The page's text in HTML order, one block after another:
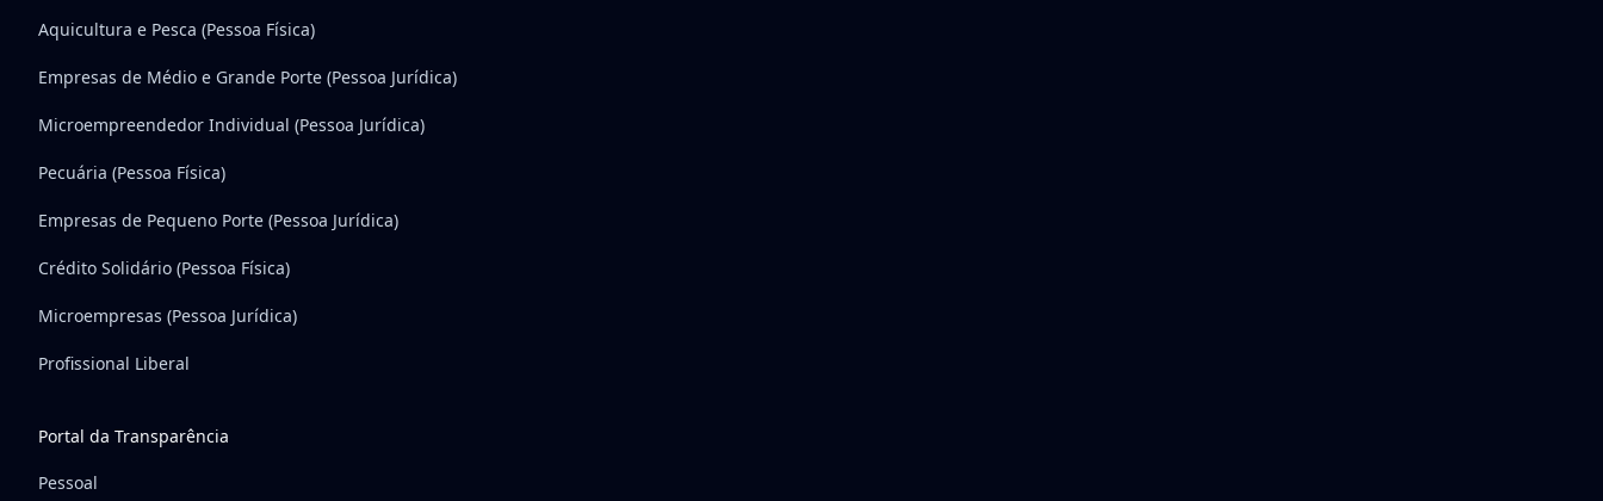
Aquicultura e Pesca (Pessoa Física)
Empresas de Médio e Grande Porte (Pessoa Jurídica)
Microempreendedor Individual (Pessoa Jurídica)
Pecuária (Pessoa Física)
Empresas de Pequeno Porte (Pessoa Jurídica)
Crédito Solidário (Pessoa Física)
Microempresas (Pessoa Jurídica)
Profissional Liberal
Portal da Transparência
Pessoal